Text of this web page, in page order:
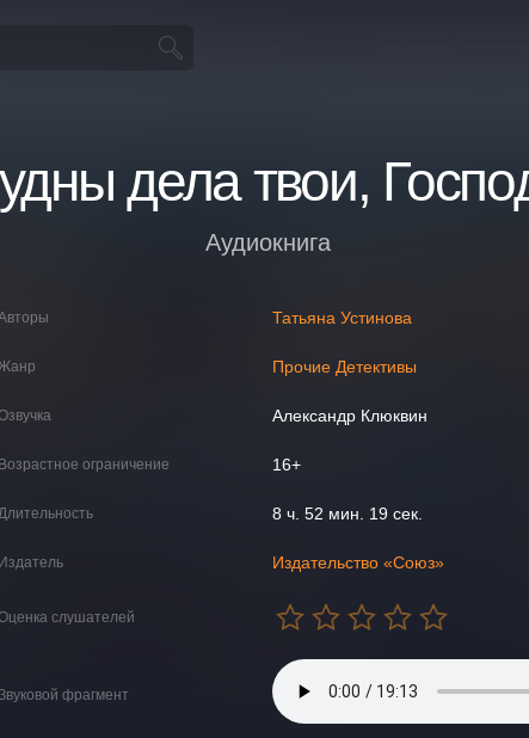
дела твои,
Аудиокнига
Татьяна Устинова
Прочие Детективы
Александр Клюквин
ограничение 16+
8 ч. 52 мин. 19 сек.
Издательство «Союз»
слушателей
фрагмент